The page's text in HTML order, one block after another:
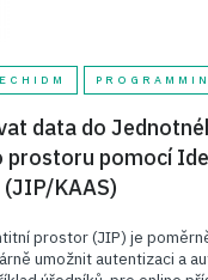
data do
prostoru pomocí
KAAS)
prostor (JIP) je
umožnit autentizaci a